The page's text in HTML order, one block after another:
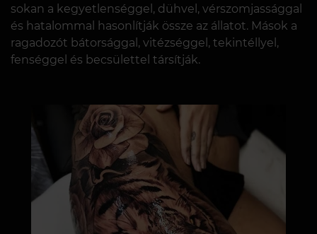
sokan a kegyetlenséggel, dühvel, vérszomjassággal
és hatalommal hasonlítják össze az állatot. Mások a
ragadozót bátorsággal, vitézséggel, tekintéllyel,
fenséggel és becsülettel társítják.